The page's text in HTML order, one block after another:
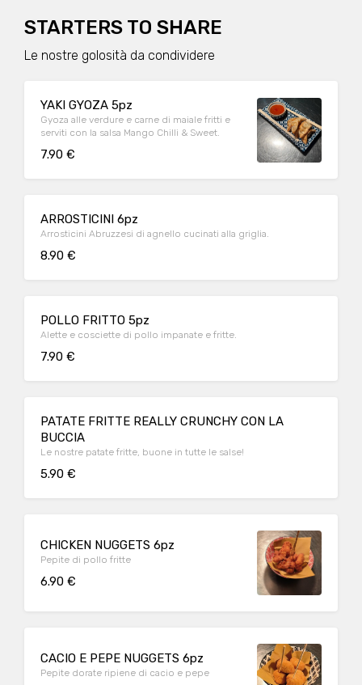
STARTERS TO SHARE
Le nostre golosità da condividere
YAKI GYOZA 5pz
Gyoza alle verdure e carne di maiale fritti e
serviti con la salsa Mango Chilli & Sweet.
7.90 €
ARROSTICINI 6pz
Arrosticini Abruzzesi di agnello cucinati alla griglia.
8.90 €
POLLO FRITTO 5pz
Alette e cosciette di pollo impanate e fritte.
7.90 €
PATATE FRITTE REALLY CRUNCHY CON LA
BUCCIA
Le nostre patate fritte, buone in tutte le salse!
5.90 €
CHICKEN NUGGETS 6pz
Pepite di pollo fritte
6.90 €
CACIO E PEPE NUGGETS 6pz
Pepite dorate ripiene di cacio e pepe